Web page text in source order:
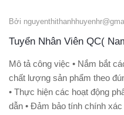
Bởi
Tuyển Nhân Viên QC(
Mô tả công việc • Nắm bắt
chất lượng sản phẩm theo
• Thực hiện các hoạt động
dẫn • Đảm bảo tính chính